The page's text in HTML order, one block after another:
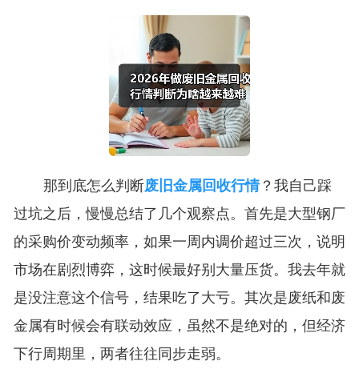
那到底怎么判断废旧金属回收行情？我自己踩
过坑之后，慢慢总结了几个观察点。首先是大型钢厂
的采购价变动频率，如果一周内调价超过三次，说明
市场在剧烈博弈，这时候最好别大量压货。我去年就
是没注意这个信号，结果吃了大亏。其次是废纸和废
金属有时候会有联动效应，虽然不是绝对的，但经济
下行周期里，两者往往同步走弱。